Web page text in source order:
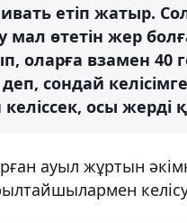
етіп жатыр.
мал өтетін жер
оларға взамен 40
сондай
осы жерді
ауыл жұртын